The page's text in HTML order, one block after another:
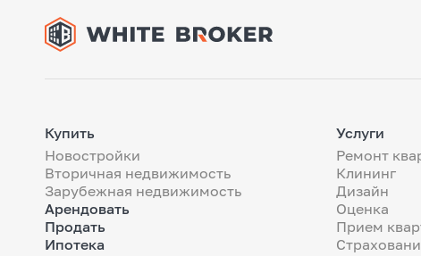
Купить
Новостройки
Вторичная недвижимость
Зарубежная недвижимость
Арендовать
Продать
Ипотека
Услуги
Ремонт
Клининг
Дизайн
Оценка
Прием